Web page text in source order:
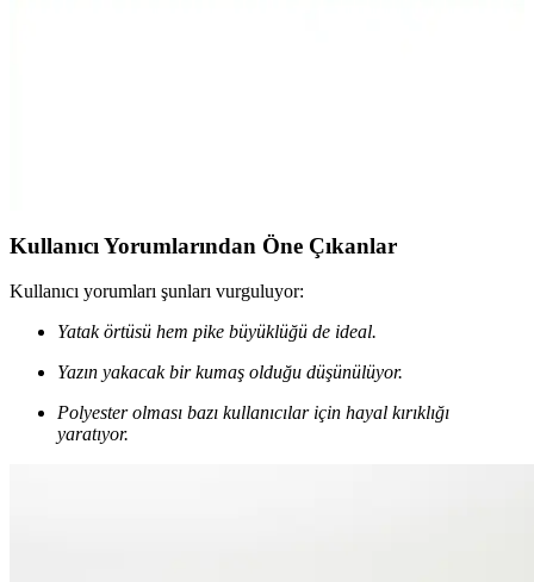
Kullanıcı Yorumlarından Öne Çıkanlar
Kullanıcı yorumları şunları vurguluyor:
Yatak örtüsü hem pike büyüklüğü de ideal.
Yazın yakacak bir kumaş olduğu düşünülüyor.
Polyester olması bazı kullanıcılar için hayal kırıklığı
yaratıyor.